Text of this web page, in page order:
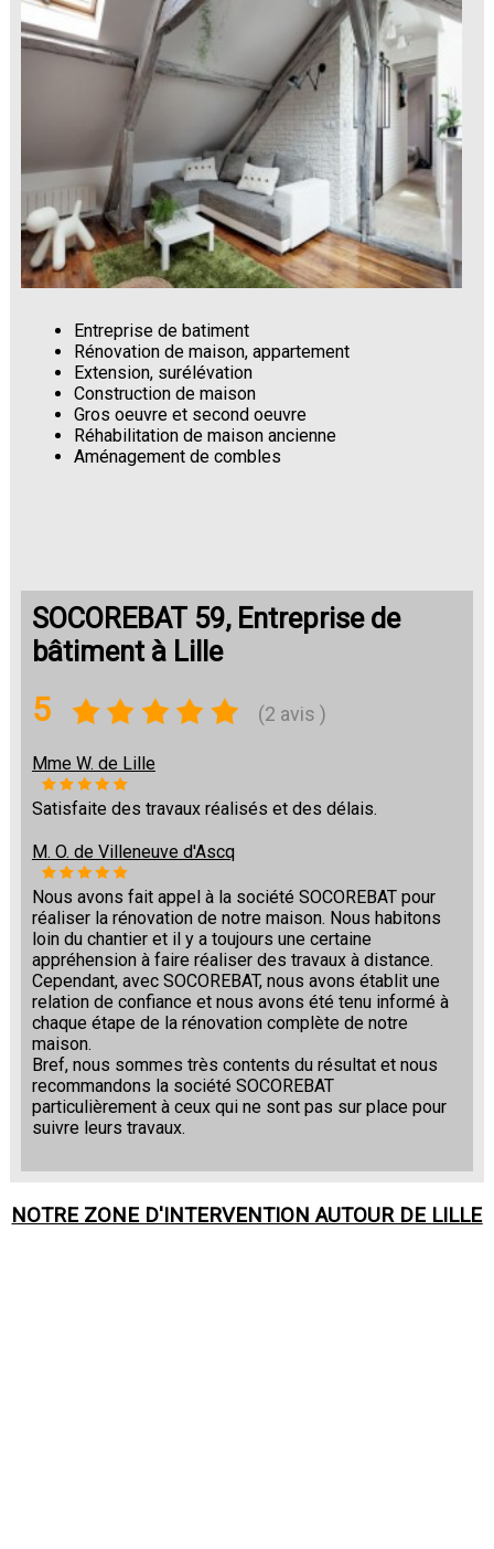
Entreprise de batiment
Rénovation de maison, appartement
Extension, surélévation
Construction de maison
Gros oeuvre et second oeuvre
Réhabilitation de maison ancienne
Aménagement de combles
SOCOREBAT 59, Entreprise de
bâtiment à Lille
5 (2 avis )
Mme W. de Lille
Satisfaite des travaux réalisés et des délais.
M. O. de Villeneuve d'Ascq
Nous avons fait appel à la société SOCOREBAT pour
réaliser la rénovation de notre maison. Nous habitons
loin du chantier et il y a toujours une certaine
appréhension à faire réaliser des travaux à distance.
Cependant, avec SOCOREBAT, nous avons établit une
relation de confiance et nous avons été tenu informé à
chaque étape de la rénovation complète de notre
maison.
Bref, nous sommes très contents du résultat et nous
recommandons la société SOCOREBAT
particulièrement à ceux qui ne sont pas sur place pour
suivre leurs travaux.
NOTRE ZONE D'INTERVENTION AUTOUR DE LILLE